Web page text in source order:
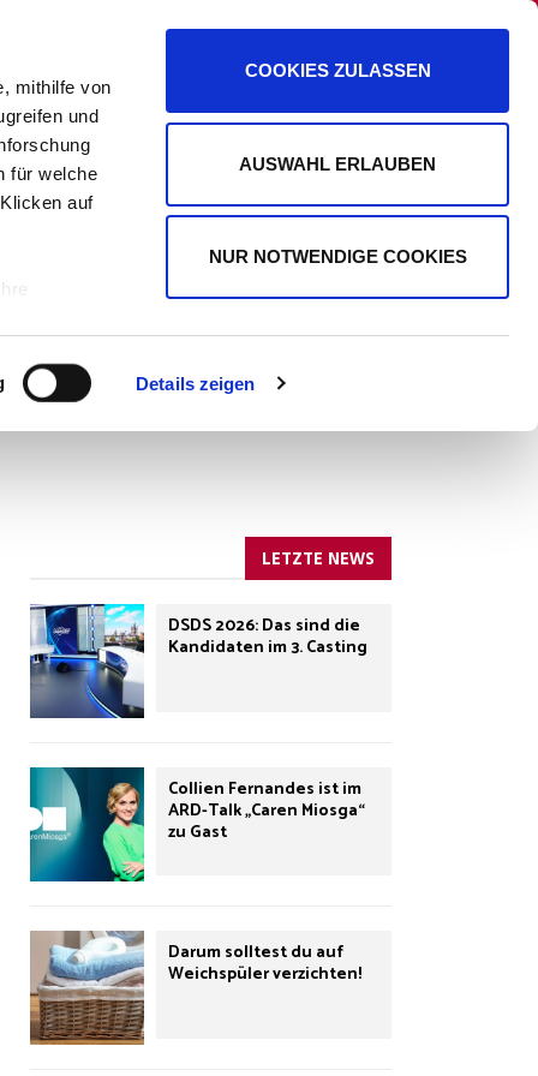
mithilfe von
und
für welche
auf
Medien
Details zeigen
COOKIES ZULASSEN
AUSWAHL ERLAUBEN
NUR NOTWENDIGE COOKIES
PROMIPLANET EXKLUSIV
WERBUNG
LETZTE NEWS
DSDS 2026: Das sind die
Kandidaten im 3. Casting
Collien Fernandes ist im
ARD-Talk „Caren Miosga“
zu Gast
Darum solltest du auf
Weichspüler verzichten!